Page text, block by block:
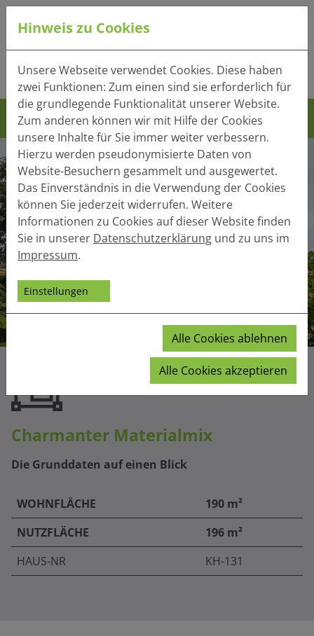
Tel.:+49 (0) 41 32 - 220
Mail:info(at)heger-holzbau.de
Charmanter Materialmix
Die Grunddaten auf einen Blick
WOHNFLÄCHE
190 m²
NUTZFLÄCHE
196 m²
HAUS-NR
KH-131
Hinweis zu Cookies
Unsere Webseite verwendet Cookies. Diese haben
zwei Funktionen: Zum einen sind sie erforderlich für
die grundlegende Funktionalität unserer Website.
Zum anderen können wir mit Hilfe der Cookies
unsere Inhalte für Sie immer weiter verbessern.
Hierzu werden pseudonymisierte Daten von
Website-Besuchern gesammelt und ausgewertet.
Das Einverständnis in die Verwendung der Cookies
können Sie jederzeit widerrufen. Weitere
Informationen zu Cookies auf dieser Website finden
Sie in unserer Datenschutzerklärung und zu uns im
Impressum.
Einstellungen
Alle Cookies ablehnen
Alle Cookies akzeptieren